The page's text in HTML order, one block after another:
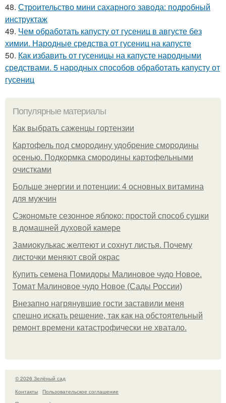
48. Строительство мини сахарного завода: подробный
инструктаж
49. Чем обработать капусту от гусениц в августе без
химии. Народные средства от гусениц на капусте
50. Как избавить от гусеницы на капусте народными
средствами. 5 народных способов обработать капусту от
гусениц
Популярные материалы
Как выбрать саженцы гортензии
Картофель под смородину удобрение смородины
осенью. Подкормка смородины картофельными
очистками
Больше энергии и потенции: 4 основных витамина
для мужчин
Сэкономьте сезонное яблоко: простой способ сушки
в домашней духовой камере
Замиокулькас желтеют и сохнут листья. Почему
листочки меняют свой окрас
Купить семена Помидоры Малиновое чудо Новое.
Томат Малиновое чудо Новое (Сады России)
Внезапно нагрянувшие гости заставили меня
спешно искать решение, так как на обстоятельный
ремонт времени катастрофически не хватало.
© 2026 Зелёный сад
Контакты
Пользовательское соглашение